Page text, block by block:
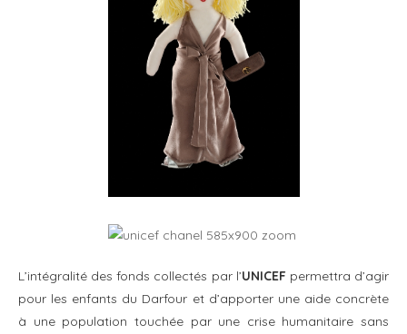
L’intégralité des fonds collectés par l’UNICEF permettra d’agir
pour les enfants du Darfour et d’apporter une aide concrète
à une population touchée par une crise humanitaire sans